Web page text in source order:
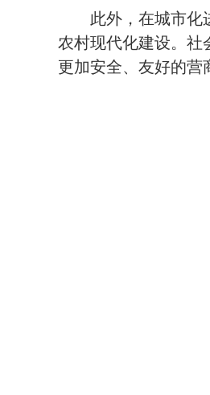
此外，在城市化
农村现代化建设。社
更加安全、友好的营